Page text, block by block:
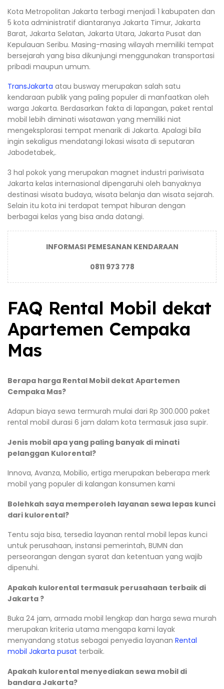
Kota Metropolitan Jakarta terbagi menjadi 1 kabupaten dan
5 kota administratif diantaranya Jakarta Timur, Jakarta
Barat, Jakarta Selatan, Jakarta Utara, Jakarta Pusat dan
Kepulauan Seribu. Masing-masing wilayah memiliki tempat
bersejarah yang bisa dikunjungi menggunakan transportasi
pribadi maupun umum.
TransJakarta atau busway merupakan salah satu
kendaraan publik yang paling populer di manfaatkan oleh
warga Jakarta. Berdasarkan fakta di lapangan, paket rental
mobil lebih diminati wisatawan yang memiliki niat
mengeksplorasi tempat menarik di Jakarta. Apalagi bila
ingin sekaligus mendatangi lokasi wisata di seputaran
Jabodetabek,.
3 hal pokok yang merupakan magnet industri pariwisata
Jakarta kelas internasional dipengaruhi oleh banyaknya
destinasi wisata budaya, wisata belanja dan wisata sejarah.
Selain itu kota ini terdapat tempat hiburan dengan
berbagai kelas yang bisa anda datangi.
INFORMASI PEMESANAN KENDARAAN
0811 973 778
FAQ Rental Mobil dekat
Apartemen Cempaka
Mas
Berapa harga Rental Mobil dekat Apartemen
Cempaka Mas?
Adapun biaya sewa termurah mulai dari Rp 300.000 paket
rental mobil durasi 6 jam dalam kota termasuk jasa supir.
Jenis mobil apa yang paling banyak di minati
pelanggan Kulorental?
Innova, Avanza, Mobilio, ertiga merupakan beberapa merk
mobil yang populer di kalangan konsumen kami
Bolehkah saya memperoleh layanan sewa lepas kunci
dari kulorental?
Tentu saja bisa, tersedia layanan rental mobil lepas kunci
untuk perusahaan, instansi pemerintah, BUMN dan
perseorangan dengan syarat dan ketentuan yang wajib
dipenuhi.
Apakah kulorental termasuk perusahaan terbaik di
Jakarta ?
Buka 24 jam, armada mobil lengkap dan harga sewa murah
merupakan kriteria utama mengapa kami layak
menyandang status sebagai penyedia layanan Rental
mobil Jakarta pusat terbaik.
Apakah kulorental menyediakan sewa mobil di
bandara Jakarta?